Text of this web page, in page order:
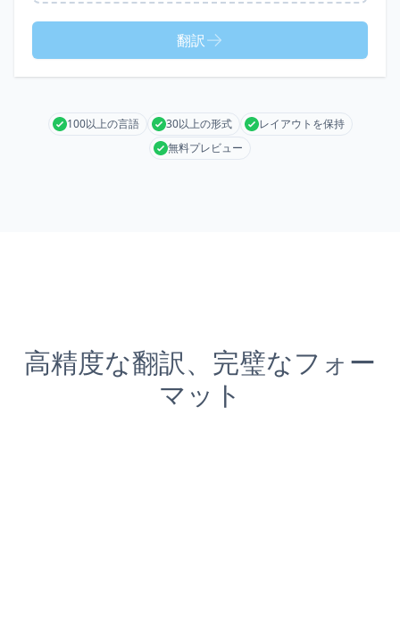
翻訳
100以上の言語 30以上の形式
レイアウトを保持
無料プレビュー
高精度な翻訳、完璧なフォー
マット